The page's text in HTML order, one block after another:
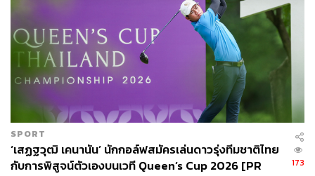
SPORT
‘เสฏฐวุฒิ เคนานัน’ นักกอล์ฟสมัครเล่นดาวรุ่งทีมชาติไทย
กับการพิสูจน์ตัวเองบนเวที Queen’s Cup 2026 [PR
173